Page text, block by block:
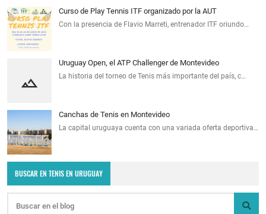
Curso de Play Tennis ITF organizado por la AUT
Con la presencia de Flavio Marreti, entrenador ITF oriundo…
Uruguay Open, el ATP Challenger de Montevideo
La historia del torneo de Tenis más importante del país, c…
Canchas de Tenis en Montevideo
La capital uruguaya cuenta con una variada oferta deportiva…
BUSCAR EN TENIS EN URUGUAY